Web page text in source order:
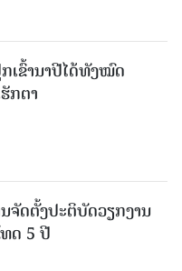
ເຂົ້ານາປີໄດ້ທັງໝົດ
ກຕາ
ຈັດຕັ້ງປະຕິບັດວຽກງານ
ດ 5 ປີ